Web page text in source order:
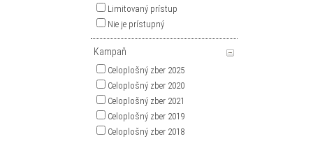
Limitovaný prístup
Nie je prístupný
Kampaň
Celoplošný zber 2025
Celoplošný zber 2020
Celoplošný zber 2021
Celoplošný zber 2019
Celoplošný zber 2018